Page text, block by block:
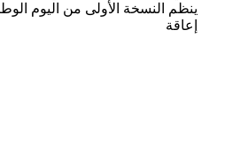
ينظم النسخة الأولى من اليوم
إعاقة